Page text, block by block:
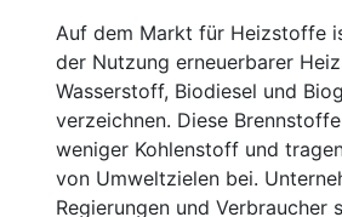
Auf dem Markt für Heizstoffe
der Nutzung erneuerbarer
Wasserstoff, Biodiesel und
verzeichnen. Diese
weniger Kohlenstoff und
von Umweltzielen bei.
Regierungen und Verbraucher